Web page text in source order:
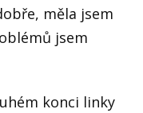
měla jsem
jsem
konci linky